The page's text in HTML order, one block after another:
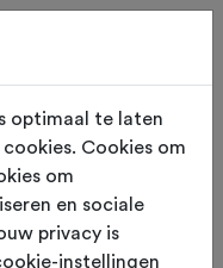
voor:
km
optimaal te laten
Cookies om
om
en sociale
privacy is
instellingen